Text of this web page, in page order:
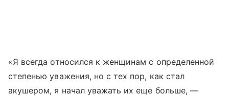
«Я всегда относился к женщинам с определенной
степенью уважения, но с тех пор, как стал
акушером, я начал уважать их еще больше, —